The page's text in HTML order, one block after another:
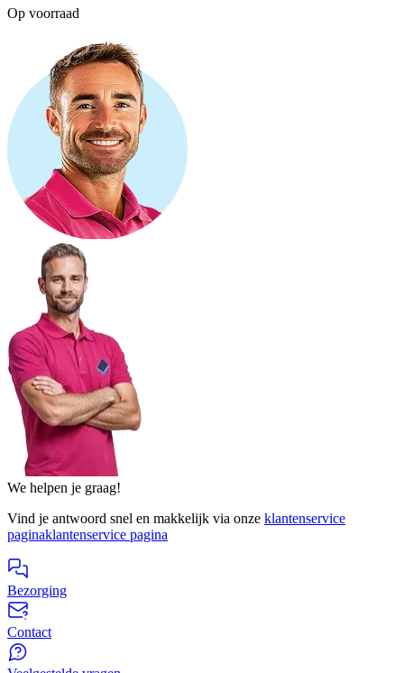
Op voorraad
We helpen je graag!
Vind je antwoord snel en makkelijk via onze klantenservice
paginaklantenservice pagina
Bezorging
Contact